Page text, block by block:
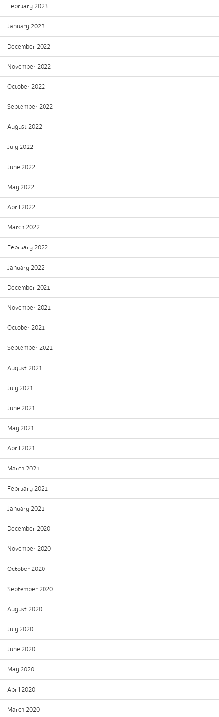
February 2023
January 2023
December 2022
November 2022
October 2022
September 2022
August 2022
July 2022
June 2022
May 2022
April 2022
March 2022
February 2022
January 2022
December 2021
November 2021
October 2021
September 2021
August 2021
July 2021
June 2021
May 2021
April 2021
March 2021
February 2021
January 2021
December 2020
November 2020
October 2020
September 2020
August 2020
July 2020
June 2020
May 2020
April 2020
March 2020